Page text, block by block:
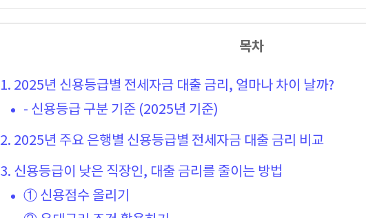
목차
1. 2025년 신용등급별 전세자금 대출 금리, 얼마나 차이 날까?
- 신용등급 구분 기준 (2025년 기준)
2. 2025년 주요 은행별 신용등급별 전세자금 대출 금리 비교
3. 신용등급이 낮은 직장인, 대출 금리를 줄이는 방법
① 신용점수 올리기